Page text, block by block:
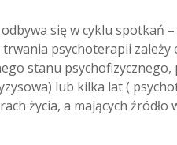
się w cyklu spotkań
psychoterapii zależy
stanu
lub kilka lat (
życia, a mających